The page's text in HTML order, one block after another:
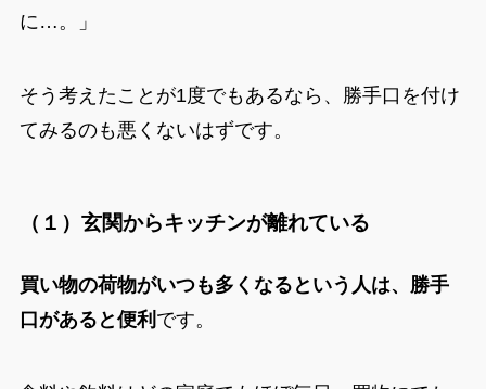
に…。」
そう考えたことが1度でもあるなら、勝手口を付け
てみるのも悪くないはずです。
（１）玄関からキッチンが離れている
買い物の荷物がいつも多くなるという人は、勝手
口があると便利 です。